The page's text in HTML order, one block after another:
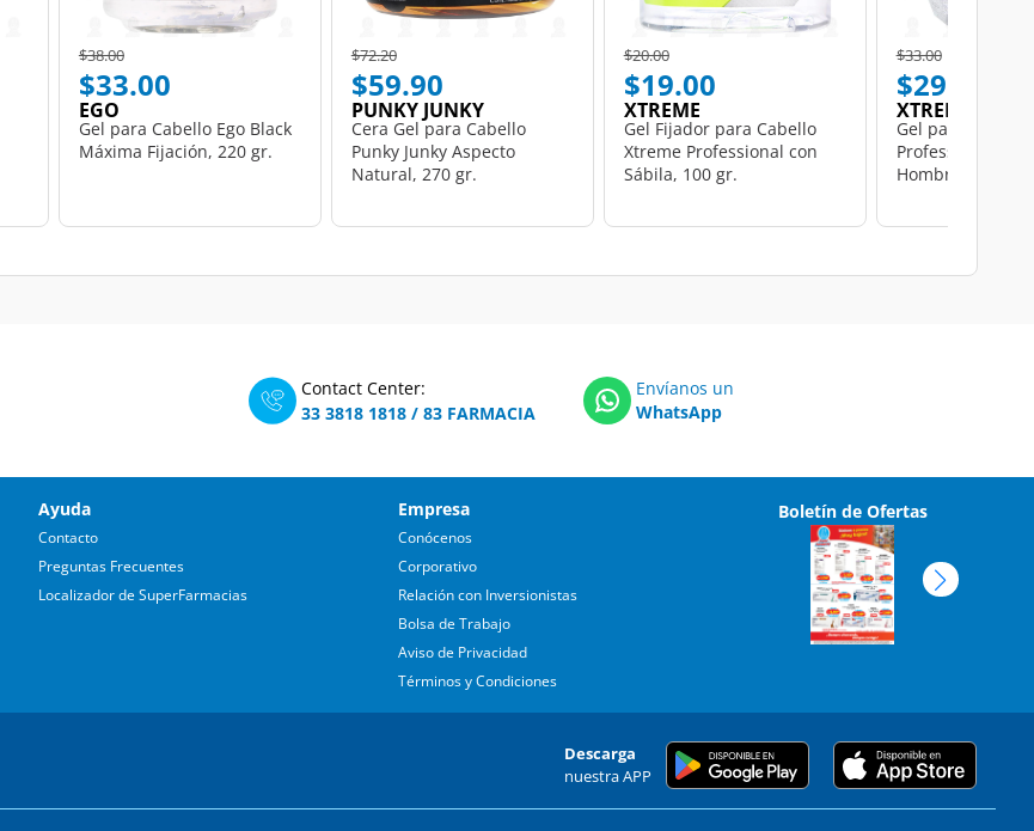
Price reduced from
$38.00to
$33.00
EGO
Gel para Cabello Ego Black
Máxima Fijación, 220 gr.
Price reduced from
$72.20to
$59.90
PUNKY JUNKY
Cera Gel para Cabello
Punky Junky Aspecto
Natural, 270 gr.
Price reduced from
$20.00to
$19.00
XTREME
Gel Fijador para Cabello
Xtreme Professional con
Sábila, 100 gr.
Price reduced from
$33.00to
$29.00
XTREME
Gel para
Professional
Hombre, 200 gr.
Contact Center:
33 3818 1818 / 83 FARMACIA
Envíanos un
WhatsApp
Ayuda
Contacto
Preguntas Frecuentes
Localizador de SuperFarmacias
Empresa
Conócenos
Corporativo
Relación con Inversionistas
Bolsa de Trabajo
Aviso de Privacidad
Términos y Condiciones
Boletín de Ofertas
Descarga
nuestra APP